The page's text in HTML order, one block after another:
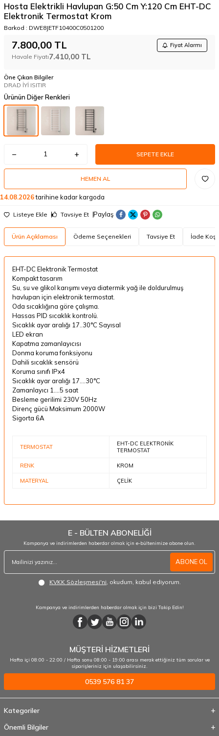
Hosta Elektrikli Havlupan G:50 Cm Y:120 Cm EHT-DC
Elektronik Termostat Krom
Barkod : DWE8JETF10400C0501200
7.800,00 TL Fiyat Alarmı
Havale Fiyatı7.410,00 TL
Öne Çıkan Bilgiler
DRAD İYİ ISITIR
Ürünün Diğer Renkleri
SEPETE EKLE
HEMEN AL
14.08.2026tarihine kadar kargoda
Listeye Ekle Tavsiye Et Paylaş
Ürün Açıklaması Ödeme Seçenekleri Tavsiye Et İade
EHT-DC Elektronik Termostat
Kompakt tasarım
Su, su ve glikol karışımı veya diatermik yağ ile doldurulmuş
havlupan için elektronik termostat.
Oda sıcaklığına göre çalışma.
Hassas PID sıcaklık kontrolü.
Sıcaklık ayar aralığı 17..30°C Sayısal
LED ekran
Kapatma zamanlayıcısı
Donma koruma fonksiyonu
Dahili sıcaklık sensörü
Koruma sınıfı IPx4
Sıcaklık ayar aralığı 17….30°C
Zamanlayıcı 1….5 saat
Besleme gerilimi 230V 50Hz
Direnç gücü Maksimum 2000W
Sigorta 6A
TERMOSTAT
EHT-DC ELEKTRONİK
TERMOSTAT
RENK KROM
MATERYAL ÇELİK
E - BÜLTEN ABONELİĞİ
Kampanya ve indirimlerden haberdar olmak için e-bültenimize abone olun.
ABONE OL
KVKK Sözleşmesi'ni , okudum, kabul ediyorum.
Kampanya ve indirimlerden haberdar olmak için bizi Takip Edin!
MÜŞTERİ HİZMETLERİ
Hafta içi 08:00 - 22:00 / Hafta sonu 08:00 - 19:00 arası merak ettiğiniz tüm sorular ve
siparişleriniz için ulaşabilirsiniz.
0539 576 81 37
Kategoriler
Önemli Bilgiler